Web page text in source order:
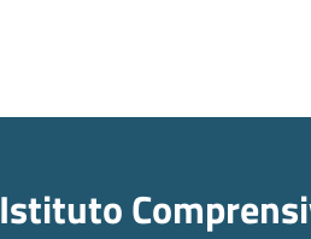
Istituto